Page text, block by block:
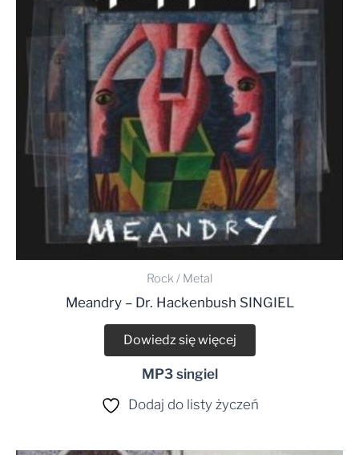
Rock / Metal
Meandry – Dr. Hackenbush SINGIEL
Dowiedz się więcej
MP3 singiel
Dodaj do listy życzeń